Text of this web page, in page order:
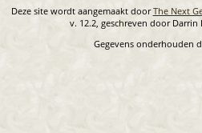
Deze site wordt aangemaakt doorThe Next
v. 12.2, geschreven door Darrin
Gegevens onderhouden